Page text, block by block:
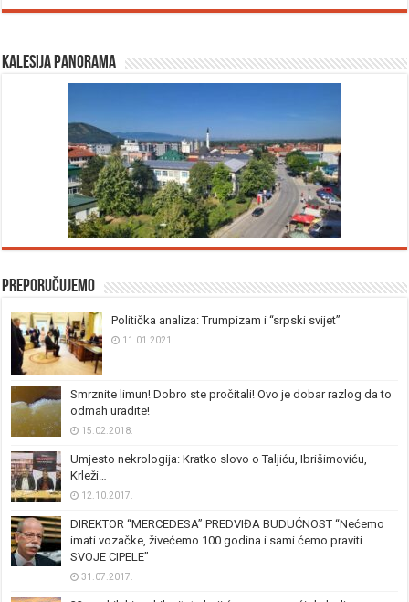
Kalesija panorama
Preporučujemo
Politička analiza: Trumpizam i “srpski svijet”
11.01.2021.
Smrznite limun! Dobro ste pročitali! Ovo je dobar razlog da to
odmah uradite!
15.02.2018.
Umjesto nekrologija: Kratko slovo o Taljiću, Ibrišimoviću,
Krleži…
12.10.2017.
DIREKTOR “MERCEDESA” PREDVIĐA BUDUĆNOST “Nećemo
imati vozačke, živećemo 100 godina i sami ćemo praviti
SVOJE CIPELE”
31.07.2017.